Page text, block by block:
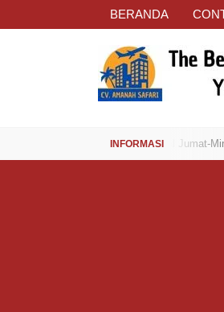
BERANDA
Open Trip Spesial Jumat-Minggu Cuma